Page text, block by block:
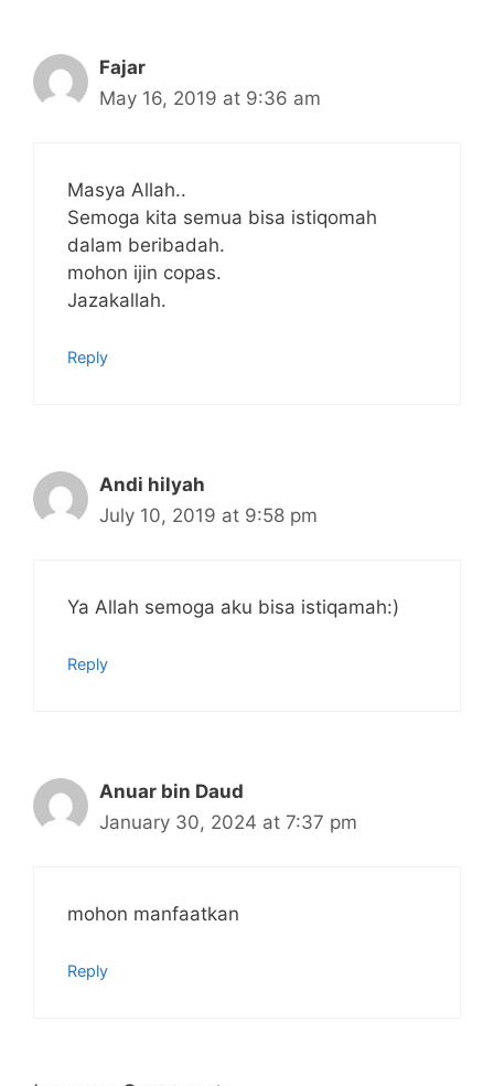
Fajar
May 16, 2019 at 9:36 am
Masya Allah..
Semoga kita semua bisa istiqomah
dalam beribadah.
mohon ijin copas.
Jazakallah.
Reply
Andi hilyah
July 10, 2019 at 9:58 pm
Ya Allah semoga aku bisa istiqamah:)
Reply
Anuar bin Daud
January 30, 2024 at 7:37 pm
mohon manfaatkan
Reply